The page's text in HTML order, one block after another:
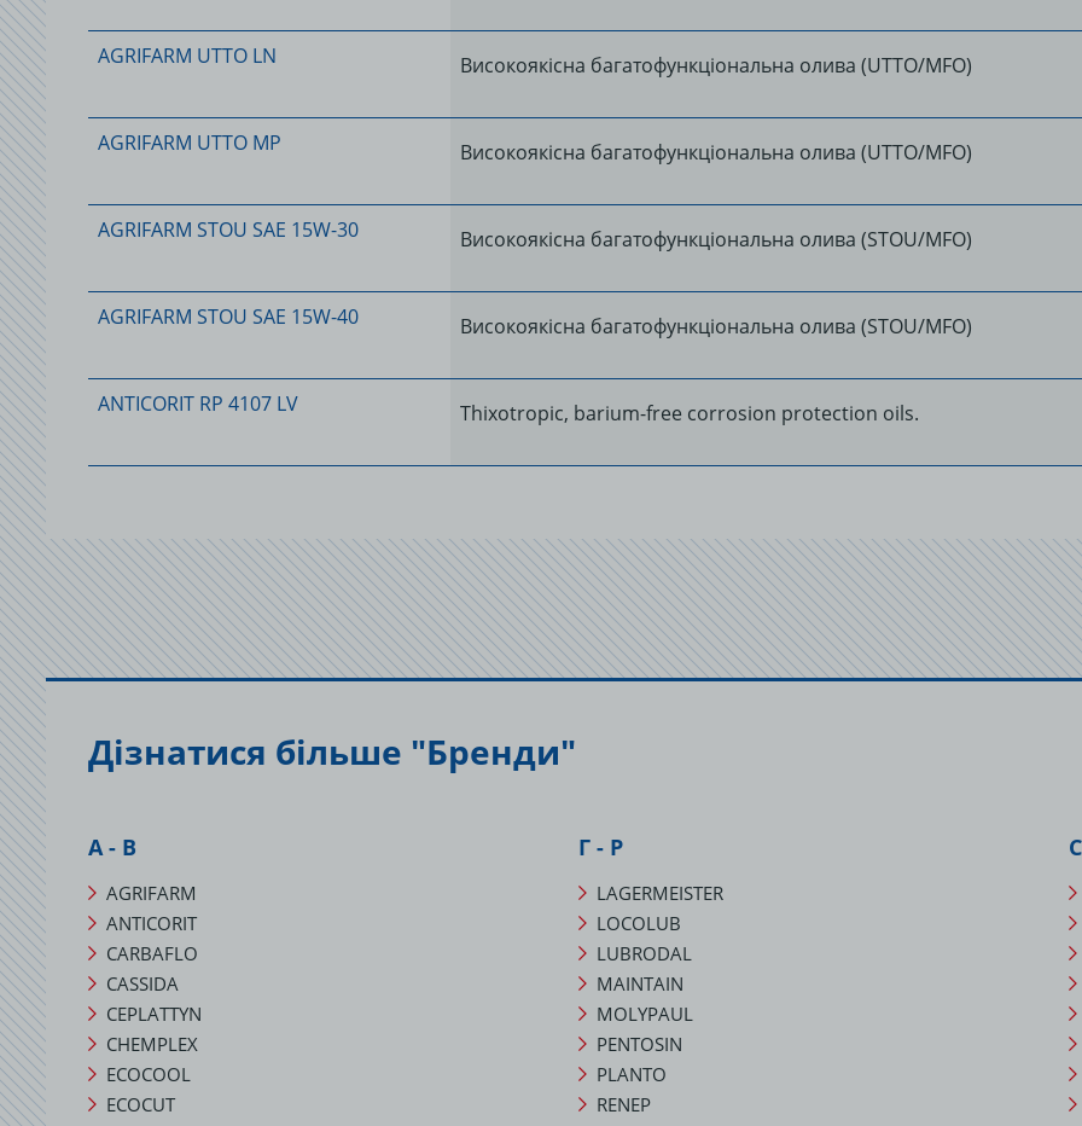
MANDATORY REQUIRED COOKIES
Inactive
AGRIFARM UTTO LN Високоякісна багатофункціональна олива (UTTO/MFO)
AGRIFARM UTTO MP Високоякісна багатофункціональна олива (UTTO/MFO)
AGRIFARM STOU SAE 15W-30 Високоякісна багатофункціональна олива (STOU/MFO)
AGRIFARM STOU SAE 15W-40 Високоякісна багатофункціональна олива (STOU/MFO)
ANTICORIT RP 4107 LV Thixotropic, barium-free corrosion protection oils.
Дізнатися більше "Бренди"
А - В
AGRIFARM
ANTICORIT
CARBAFLO
CASSIDA
CEPLATTYN
CHEMPLEX
ECOCOOL
ECOCUT
Г - Р
LAGERMEISTER
LOCOLUB
LUBRODAL
MAINTAIN
MOLYPAUL
PENTOSIN
PLANTO
RENEP